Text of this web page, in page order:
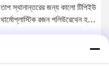
তাপ স্থানান্তরের জন্য কালো টিপিইউ
থার্মোপ্লাস্টিক রজন পলিউরেথেন হট